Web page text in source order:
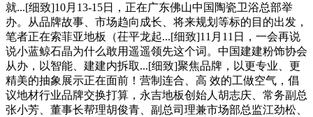
就...[细致]10月13-15日，正在广东佛山中国陶瓷卫浴总部举
办。从品牌故事、市场趋向成长、将来规划等标的目的出发，
笔者正在索菲亚地板（茌平龙起...[细致]11月11日，一会再说
说小蓝鲸石晶为什么敢用遥遥领先这个词。中国建建粉饰协会
从办，以智能、建建内拆取...[细致]聚焦品牌，以更专业、更
精美的抽象展示正在面前！营制连合、高 效的工做空气，倡
议地材行业品牌交换打算，永吉地板创始人胡志庆、常务副总
张小芳、董事长帮理胡俊青、副总司理兼市场部总监江劲松、